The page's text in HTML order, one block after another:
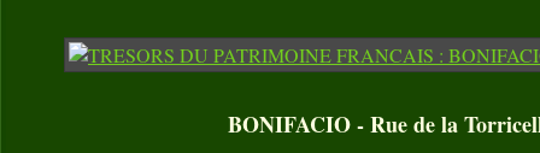
BONIFACIO - Rue de la